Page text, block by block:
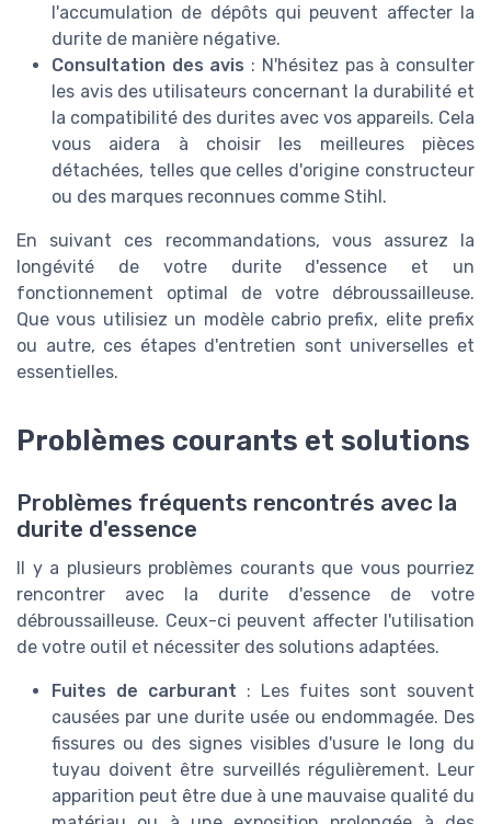
l'accumulation de dépôts qui peuvent affecter la
durite de manière négative.
Consultation des avis : N'hésitez pas à consulter
les avis des utilisateurs concernant la durabilité et
la compatibilité des durites avec vos appareils. Cela
vous aidera à choisir les meilleures pièces
détachées, telles que celles d'origine constructeur
ou des marques reconnues comme Stihl.
En suivant ces recommandations, vous assurez la
longévité de votre durite d'essence et un
fonctionnement optimal de votre débroussailleuse.
Que vous utilisiez un modèle cabrio prefix, elite prefix
ou autre, ces étapes d'entretien sont universelles et
essentielles.
Problèmes courants et solutions
Problèmes fréquents rencontrés avec la
durite d'essence
Il y a plusieurs problèmes courants que vous pourriez
rencontrer avec la durite d'essence de votre
débroussailleuse. Ceux-ci peuvent affecter l'utilisation
de votre outil et nécessiter des solutions adaptées.
Fuites de carburant : Les fuites sont souvent
causées par une durite usée ou endommagée. Des
fissures ou des signes visibles d'usure le long du
tuyau doivent être surveillés régulièrement. Leur
apparition peut être due à une mauvaise qualité du